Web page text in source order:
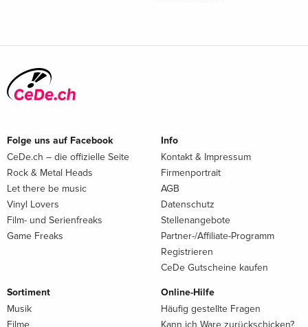
Folge uns auf Facebook
CeDe.ch – die offizielle Seite
Rock & Metal Heads
Let there be music
Vinyl Lovers
Film- und Serienfreaks
Game Freaks
Info
Kontakt & Impressum
Firmenportrait
AGB
Datenschutz
Stellenangebote
Partner-/Affiliate-Programm
Registrieren
CeDe Gutscheine kaufen
Sortiment
Musik
Filme
Online-Hilfe
Häufig gestellte Fragen
Kann ich Ware zurückschicken?